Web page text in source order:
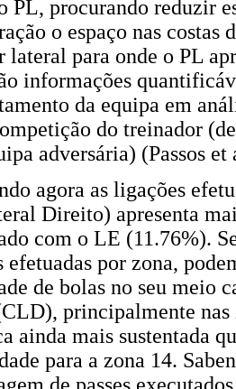
PL, procurando reduzir
o espaço nas
lateral para onde o PL
informações
da equipa em
do treinador
adversária) (Passos et
agora as ligações
Direito) apresenta
com o LE (11.76%).
efetuadas por zona,
de bolas no seu meio
principalmente nas
ainda mais sustentada
para a zona 14.
de passes